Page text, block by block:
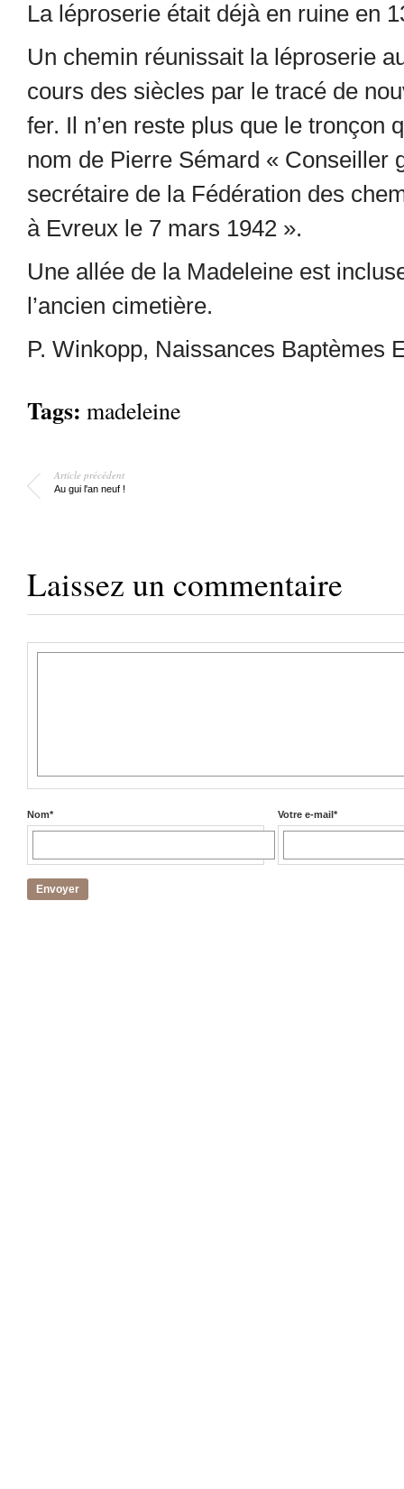
La léproserie était déjà en ruine en
Un chemin réunissait la léproserie
cours des siècles par le tracé de
fer. Il n’en reste plus que le tronçon
nom de Pierre Sémard « Conseiller
secrétaire de la Fédération des
à Evreux le 7 mars 1942 ».
Une allée de la Madeleine est
l’ancien cimetière.
P. Winkopp, Naissances Baptèmes
Tags: madeleine
Article précédent
Au gui l'an neuf !
Laissez un commentaire
Nom* Votre e-mail*